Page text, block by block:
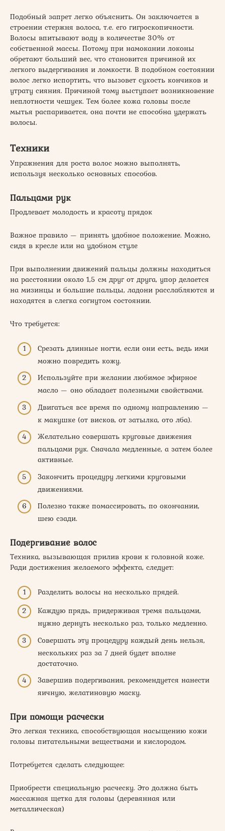
Подобный запрет легко объяснить. Он заключается в
строении стержня волоса, т.е. его гигроскопичности.
Волосы впитывают воду в количестве 30% от
собственной массы. Потому при намокании локоны
обретают больший вес, что становится причиной их
легкого выдергивания и ломкости. В подобном состоянии
волос легко испортить, что вызовет сухость кончиков и
утрату сияния. Причиной тому выступает возникновение
неплотности чешуек. Тем более кожа головы после
мытья распаривается, она почти не способна удержать
волосы.
Техники
Упражнения для роста волос можно выполнять,
используя несколько основных способов.
Пальцами рук
Продлевает молодость и красоту прядок
Важное правило — принять удобное положение. Можно,
сидя в кресле или на удобном стуле
При выполнении движений пальцы должны находиться
на расстоянии около 1,5 см друг от друга, упор делается
на мизинцы и большие пальцы, ладони расслабляются и
находятся в слегка согнутом состоянии.
Что требуется:
Срезать длинные ногти, если они есть, ведь ими
можно повредить кожу.
Используйте при желании любимое эфирное
масло — оно обладает полезными свойствами.
Двигаться все время по одному направлению —
к макушке (от висков, от затылка, ото лба).
Желательно совершать круговые движения
пальцами рук. Сначала медленные, а затем более
активные.
Закончить процедуру легкими круговыми
движениями.
Полезно также помассировать, по окончании,
шею сзади.
Подергивание волос
Техника, вызывающая прилив крови к головной коже.
Ради достижения желаемого эффекта, следует:
Разделить волосы на несколько прядей.
Каждую прядь, придерживая тремя пальцами,
нужно дернуть несколько раз, только медленно.
Совершать эту процедуру каждый день нельзя,
нескольких раз за 7 дней будет вполне
достаточно.
Завершив подергивания, рекомендуется нанести
яичную, желатиновую маску.
При помощи расчески
Это легкая техника, способствующая насыщению кожи
головы питательными веществами и кислородом.
Потребуется сделать следующее:
Приобрести специальную расческу. Это должна быть
массажная щетка для головы (деревянная или
металлическая)